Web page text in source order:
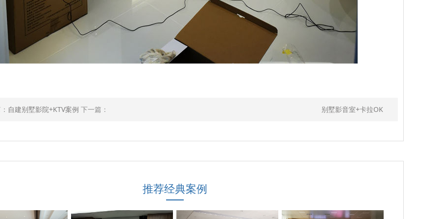
自建别墅影院+KTV案例 下一篇： 别墅影音室+卡拉OK
推荐经典案例